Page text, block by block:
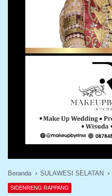
Beranda SULAWESI SELATAN
SIDENRENG RAPPANG